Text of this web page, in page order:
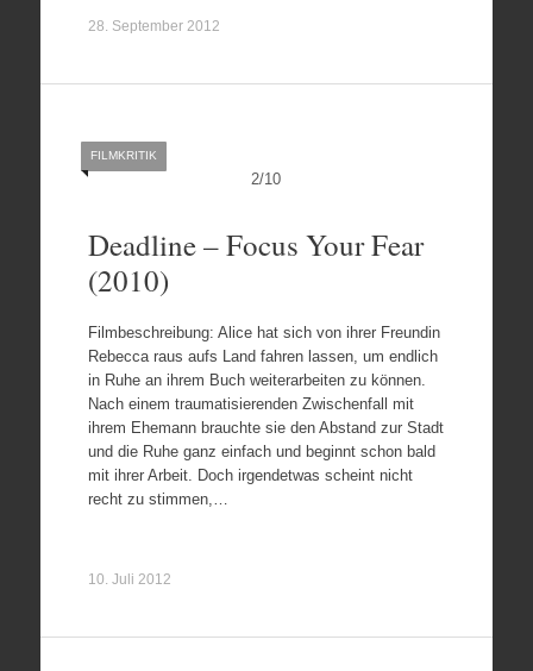
28. September 2012
2/10
FILMKRITIK
Deadline – Focus Your Fear
(2010)
Filmbeschreibung: Alice hat sich von ihrer Freundin
Rebecca raus aufs Land fahren lassen, um endlich
in Ruhe an ihrem Buch weiterarbeiten zu können.
Nach einem traumatisierenden Zwischenfall mit
ihrem Ehemann brauchte sie den Abstand zur Stadt
und die Ruhe ganz einfach und beginnt schon bald
mit ihrer Arbeit. Doch irgendetwas scheint nicht
recht zu stimmen,…
10. Juli 2012